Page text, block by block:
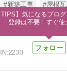
#新築工事 #屋根
#畳工事 #クロス
2230
TIPS】気になるブログ
登録は不要！すぐ使